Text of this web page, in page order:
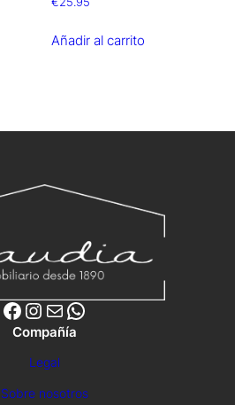
Añadir al carrito
Facebook InstagramCorreo electrónico WhatsApp
Compañía
Legal
Sobre nosotros